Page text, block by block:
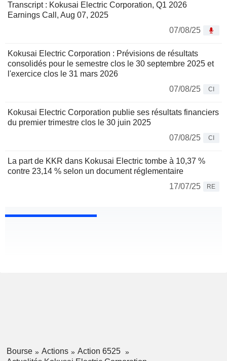
Transcript : Kokusai Electric Corporation, Q1 2026
Earnings Call, Aug 07, 2025
07/08/25
Kokusai Electric Corporation : Prévisions de résultats
consolidés pour le semestre clos le 30 septembre 2025 et
l'exercice clos le 31 mars 2026
07/08/25
CI
Kokusai Electric Corporation publie ses résultats financiers
du premier trimestre clos le 30 juin 2025
07/08/25
CI
La part de KKR dans Kokusai Electric tombe à 10,37 %
contre 23,14 % selon un document réglementaire
17/07/25
RE
Bourse Actions
Action 6525